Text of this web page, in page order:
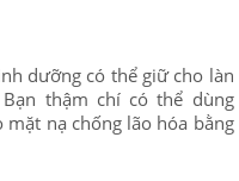
dưỡng có thể giữ cho làn
thậm chí có thể dùng
nạ chống lão hóa bằng